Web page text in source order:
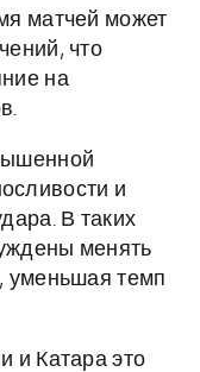
матчей может
что
на
и
В таких
менять
уменьшая темп
и Катара это